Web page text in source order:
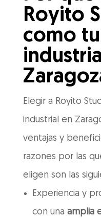
Royito
como
Elegir a Royito
industrial en
ventajas y
razones por las
eligen son las
Experiencia y
con una amplia